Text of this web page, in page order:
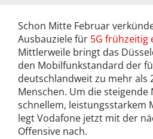
Schon Mitte Februar
Ausbauziele für 5G frühzeitig
Mittlerweile bringt das
den Mobilfunkstandard der
deutschlandweit zu mehr als
Menschen. Um die steigende
schnellem, leistungsstarkem
legt Vodafone jetzt mit der
Offensive nach.